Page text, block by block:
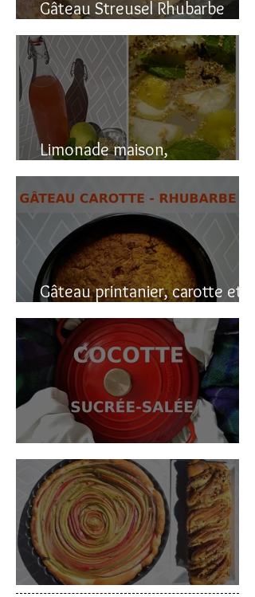
Gâteau Streusel Rhubarbe
Pomme, facile et hyper bon!
Limonade maison,
naturellement pétillante!!!
Gâteau printanier, carotte et
rhubarbe
Cocotte sucrée-salée